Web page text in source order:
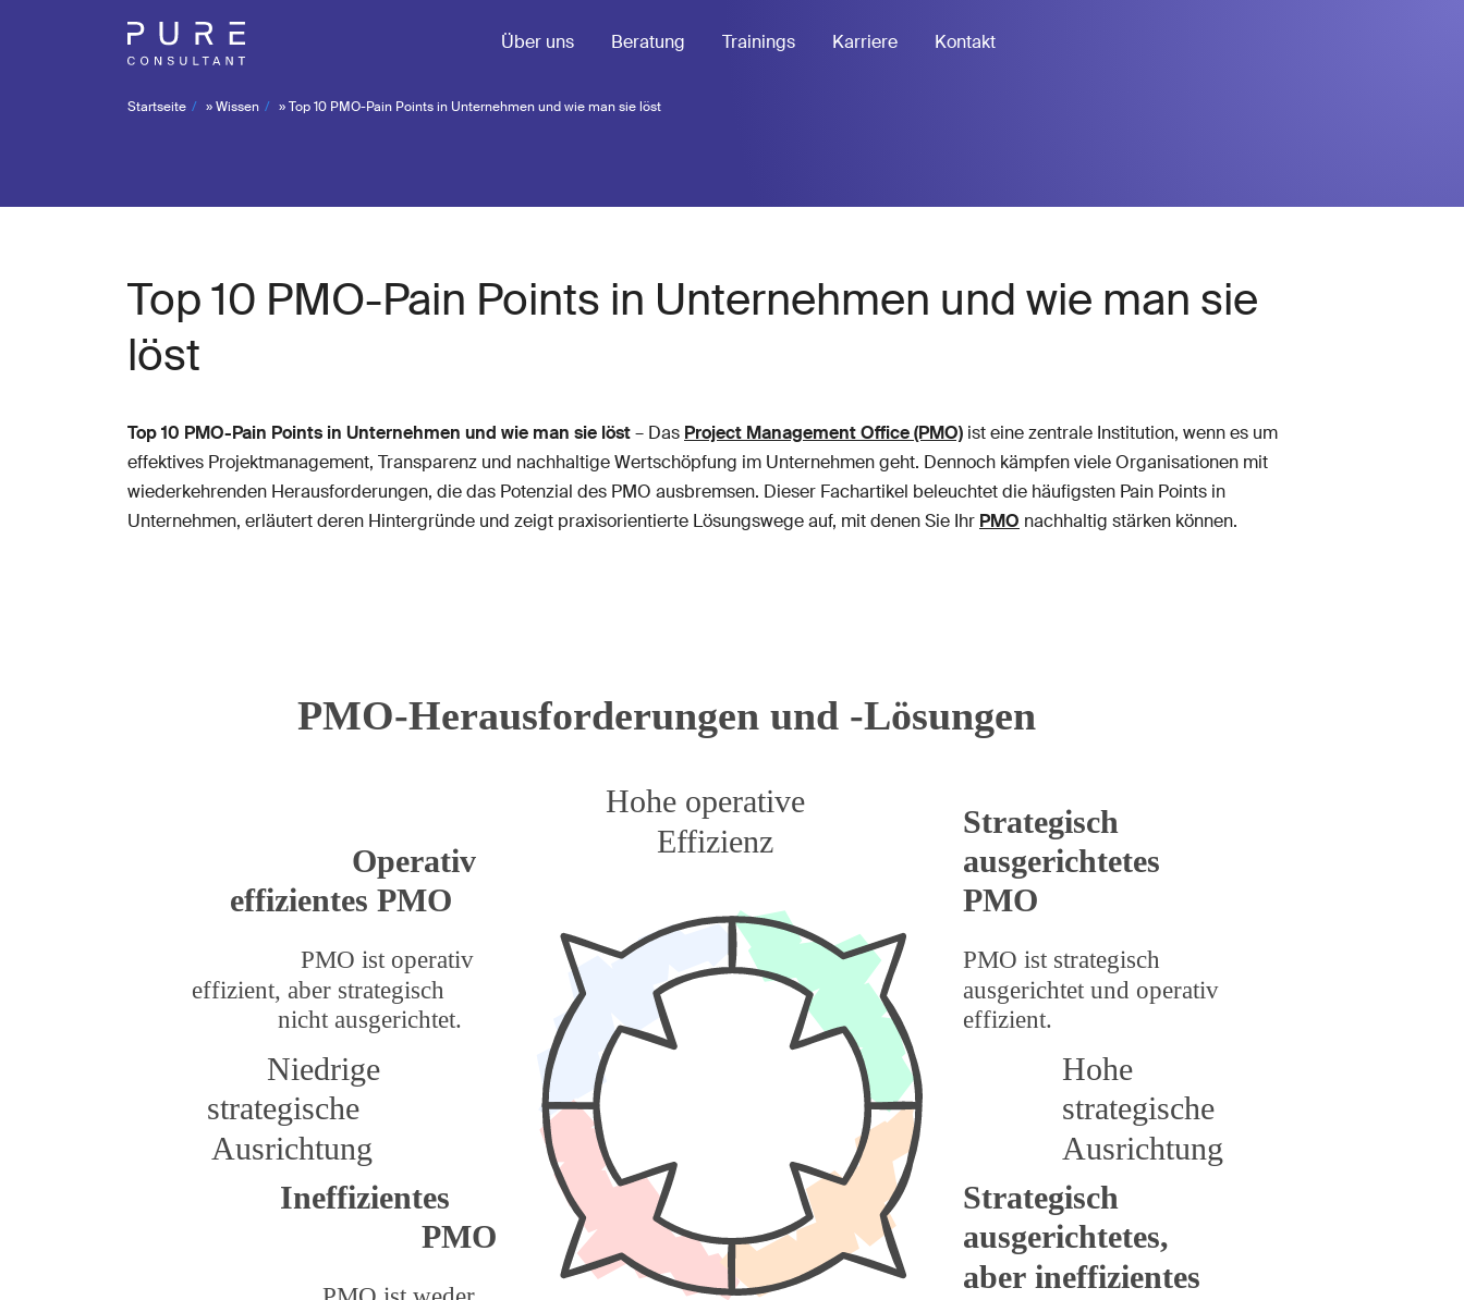
Über uns Beratung Trainings Karriere Kontakt
Startseite »Wissen »Top 10 PMO-Pain Points in Unternehmen und wie man sie löst
Top 10 PMO-Pain Points in Unternehmen und wie man sie
löst
Top 10 PMO-Pain Points in Unternehmen und wie man sie löst– Das Project Management Office (PMO) ist eine zentrale Institution, wenn es um
effektives Projektmanagement, Transparenz und nachhaltige Wertschöpfung im Unternehmen geht. Dennoch kämpfen viele Organisationen mit
wiederkehrenden Herausforderungen, die das Potenzial des PMO ausbremsen. Dieser Fachartikel beleuchtet die häufigsten Pain Points in
Unternehmen, erläutert deren Hintergründe und zeigt praxisorientierte Lösungswege auf, mit denen Sie Ihr PMO nachhaltig stärken können.